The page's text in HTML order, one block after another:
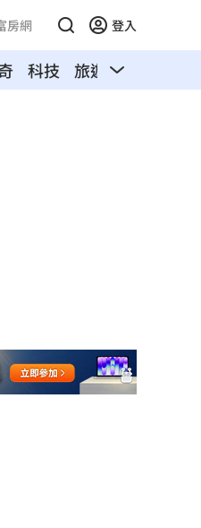
房網 登入
科技 旅遊 汽車